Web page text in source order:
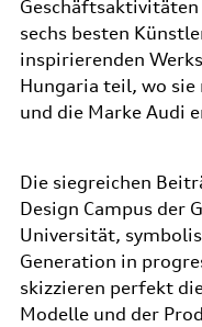
sechs besten
inspirierenden
Hungaria teil, wo
und die Marke Audi
Die siegreichen
Design Campus der
Universität,
Generation in
skizzieren perfekt
Modelle und der